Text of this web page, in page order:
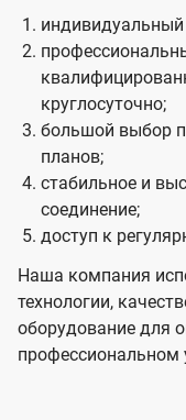
индивидуальный
круглосуточно;
большой выбор
планов;
стабильное и
соединение;
доступ к
Наша компания
технологии,
оборудование для
профессиональном